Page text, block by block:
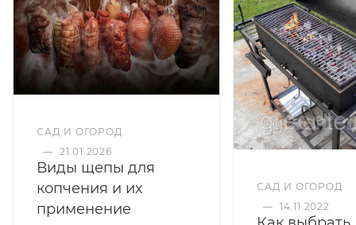
САД И ОГОРОД
— 21.01.2026
Виды щепы для
копчения и их
применение
САД И ОГОРОД
— 14.11.2022